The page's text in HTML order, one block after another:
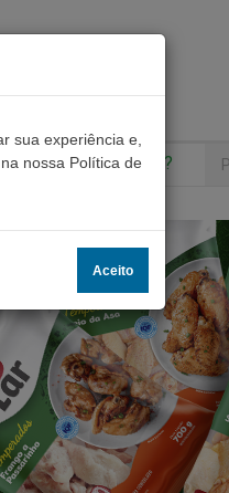
Não encontrou algo?
sua experiência e,
nossa Política de
Aceito